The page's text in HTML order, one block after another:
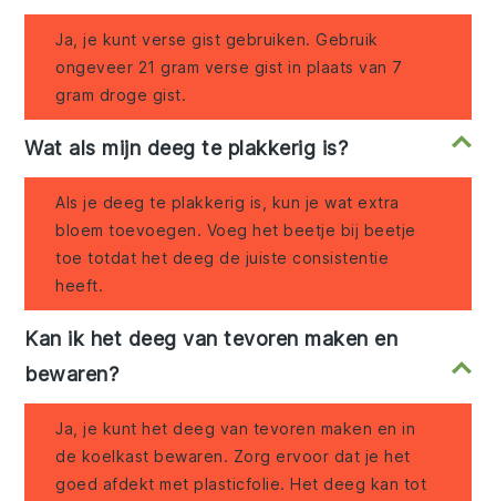
Ja, je kunt verse gist gebruiken. Gebruik
ongeveer 21 gram verse gist in plaats van 7
gram droge gist.
Wat als mijn deeg te plakkerig is?
Als je deeg te plakkerig is, kun je wat extra
bloem toevoegen. Voeg het beetje bij beetje
toe totdat het deeg de juiste consistentie
heeft.
Kan ik het deeg van tevoren maken en
bewaren?
Ja, je kunt het deeg van tevoren maken en in
de koelkast bewaren. Zorg ervoor dat je het
goed afdekt met plasticfolie. Het deeg kan tot